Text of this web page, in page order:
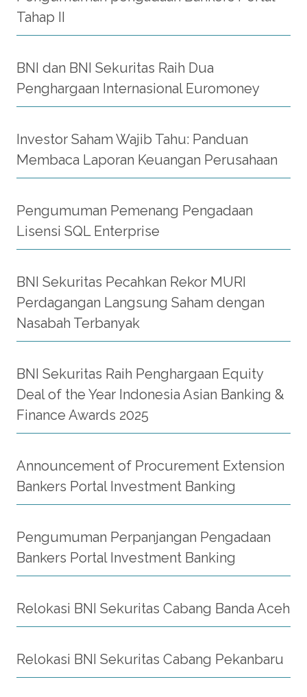
Tahap II
BNI dan BNI Sekuritas Raih Dua
Penghargaan Internasional Euromoney
Investor Saham Wajib Tahu: Panduan
Membaca Laporan Keuangan Perusahaan
Pengumuman Pemenang Pengadaan
Lisensi SQL Enterprise
BNI Sekuritas Pecahkan Rekor MURI
Perdagangan Langsung Saham dengan
Nasabah Terbanyak
BNI Sekuritas Raih Penghargaan Equity
Deal of the Year Indonesia Asian Banking &
Finance Awards 2025
Announcement of Procurement Extension
Bankers Portal Investment Banking
Pengumuman Perpanjangan Pengadaan
Bankers Portal Investment Banking
Relokasi BNI Sekuritas Cabang Banda Aceh
Relokasi BNI Sekuritas Cabang Pekanbaru